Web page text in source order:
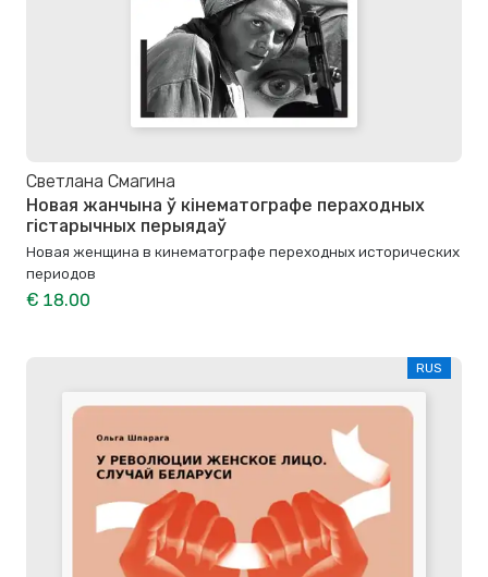
Светлана Смагина
Новая жанчына ў кінематографе пераходных
гістарычных перыядаў
Новая женщина в кинематографе переходных исторических
периодов
€ 18.00
RUS